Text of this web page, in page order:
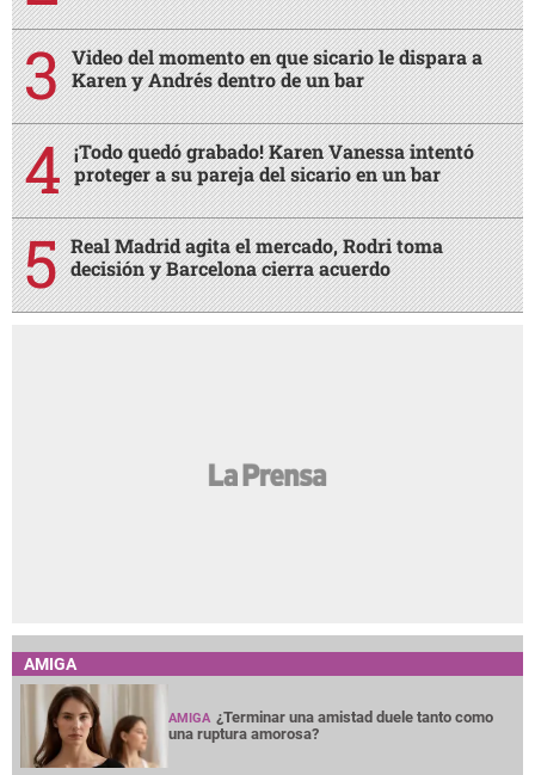
Video del momento en que sicario le dispara a
Karen y Andrés dentro de un bar
¡Todo quedó grabado! Karen Vanessa intentó
proteger a su pareja del sicario en un bar
Real Madrid agita el mercado, Rodri toma
decisión y Barcelona cierra acuerdo
AMIGA
AMIGA ¿Terminar una amistad duele tanto como
una ruptura amorosa?